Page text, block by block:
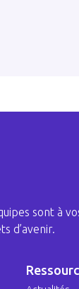
sont à
d’avenir.